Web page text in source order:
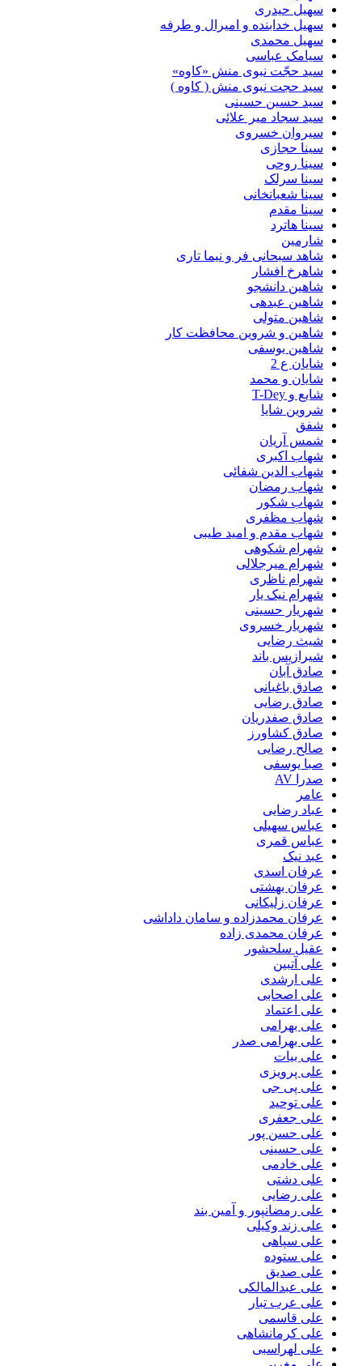
سهیل حیدری
سهیل خدابنده و امیرال و طرفه
سهیل محمدی
سیامک عباسی
سید حجّت نبوی منش «کاوه»
سید حجت نبوی منش ( کاوه )
سید حسین حسینى
سید سجاد میر علائی
سیروان خسروی
سینا حجازی
سینا روحی
سینا سرلک
سینا شعبانخانی
سینا مقدم
سینا هاترد
شارمین
شاهد سبحانی فر و نیما تاری
شاهرخ افشار
شاهین دانشجو
شاهین عبدهی
شاهین متولی
شاهین و شروین محافظت کار
شاهین یوسفی
شایان ع 2
شایان و محمد
شایع و T-Dey
شروین شایا
شفق
شمس آریان
شهاب اکبری
شهاب الدین شفائی
شهاب رمضان
شهاب شکور
شهاب مظفری
شهاب مقدم و امید طیبی
شهرام شکوهی
شهرام میرجلالی
شهرام ناظری
شهرام نیک یار
شهریار حسینی
شهریار خسروی
شیث رضایی
شیرازیس باند
صادق آبان
صادق باغبانی
صادق رضایی
صادق صفدریان
صادق کشاورز
صالح رضایی
صبا یوسفی
صدرا AV
عامر
عباد رضایی
عباس سهیلی
عباس قمری
عبد نیک
عرفان اسدی
عرفان بهشتی
عرفان زلیکانی
عرفان محمدزاده و سامان داداشی
عرفان محمدی زاده
عقیل سلحشور
علی آتبین
علی ارشدی
علی اصحابی
علی اعتماد
علی بهرامی
علی بهرامی صدر
علی بیات
علی پرویزی
علی پی جی
علی توحید
علی جعفری
علی حسن پور
علی حسینی
علی خادمی
علی دشتی
علی رضایی
علی رمضانپور و آمین بند
علی زند وکیلی
علی سپاهی
علی ستوده
علی صدیق
علی عبدالمالکی
علی عرب تبار
علی قاسمی
علی کرمانشاهی
علی لهراسبی